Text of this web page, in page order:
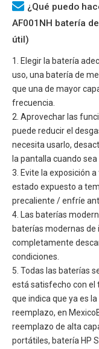
¿Qué puedo
AF001NH batería
útil)
1. Elegir la batería
uso, una batería de
que una de mayor
frecuencia.
2. Aprovechar las
puede reducir el
necesita usarlo,
la pantalla cuando sea
3. Evite la exposición
estado expuesto a
precaliente / enfríe
4. Las baterías
baterías modernas de
completamente
condiciones.
5. Todas las baterías
está satisfecho con el
que indica que ya es
reemplazo, en
reemplazo de alta
portátiles, batería HP